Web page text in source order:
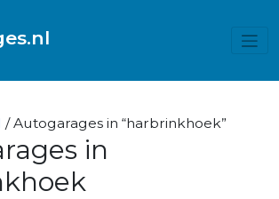
/ Autogarages in “harbrinkhoek”
in